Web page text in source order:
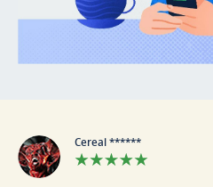
Cereal ******